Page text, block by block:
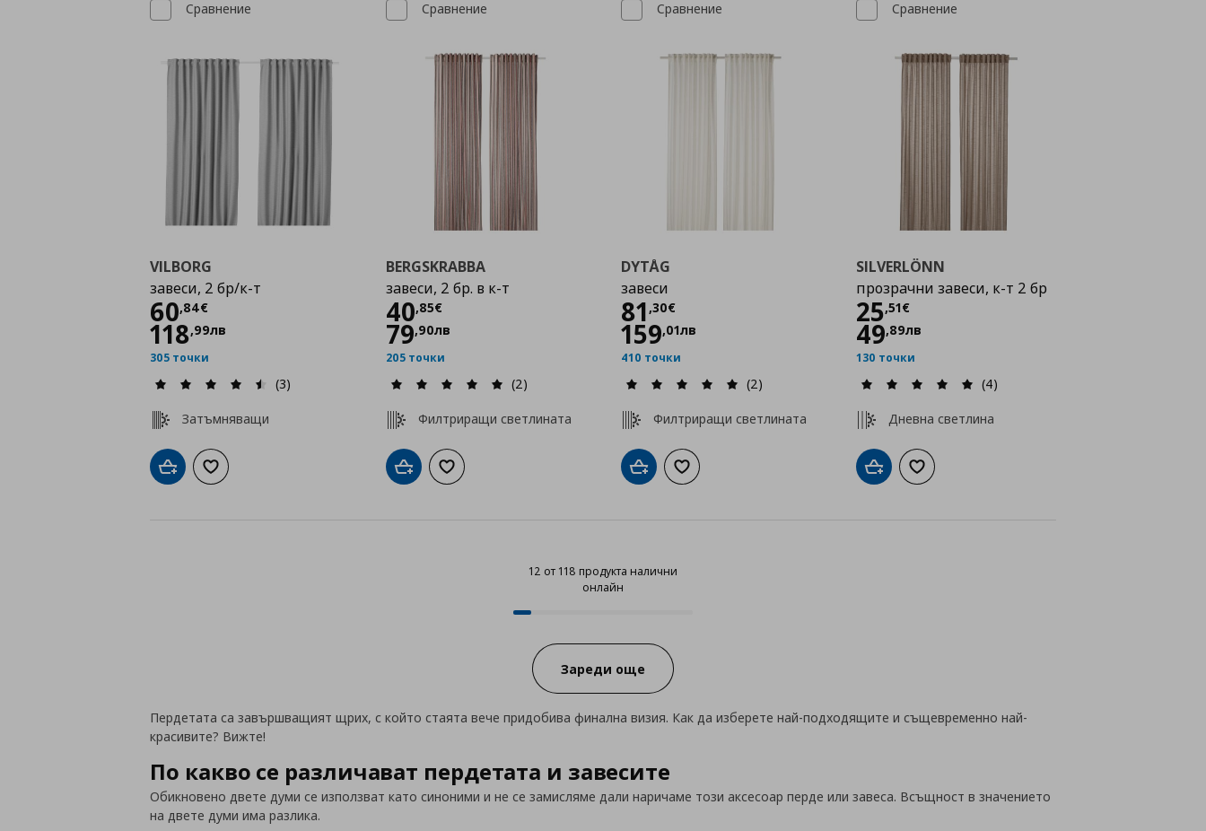
Сравнение
VILBORG
завеси, 2 бр/к-т
60,84€
Цена
118,99лв
305 точки
(3)
Затъмняващи
Добави в кошницата
Добави към списъка с любими
Сравнение
BERGSKRABBA
завеси, 2 бр. в к-т
40,85€
Цена
79,90лв
205 точки
(2)
Филтриращи светлината
Добави в кошницата
Добави към списъка с любими
Сравнение
DYTÅG
завеси
81 ,30€
Цена
159,01лв
410 точки
(2)
Филтриращи светлината
Добави в кошницата
Добави към списъка с любими
Сравнение
SILVERLÖNN
прозрачни завеси, к-т 2 бр
25,51€
Цена
49,89лв
130 точки
(4)
Дневна светлина
Добави в кошницата
Добави към списъка с любими
12 от 118 продукта налични
онлайн
12 от 118 продукта налични онлайн
Progress:
Зареди още
Пердетата са завършващият щрих, с който стаята вече придобива финална визия. Как да изберете най-подходящите и същевременно най-
красивите? Вижте!
По какво се различават пердетата и завесите
Обикновено двете думи се използват като синоними и не се замисляме дали наричаме този аксесоар перде или завеса. Всъщност в значението
на двете думи има разлика.